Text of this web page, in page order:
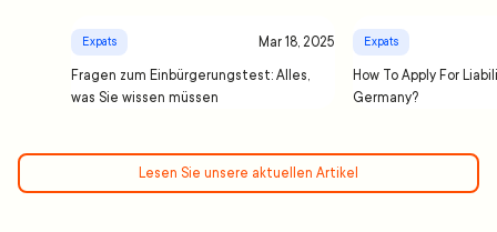
Expats Mar 18, 2025
Fragen zum Einbürgerungstest: Alles,
was Sie wissen müssen
Expats
How To Apply For
Germany?
Lesen Sie unsere aktuellen Artikel